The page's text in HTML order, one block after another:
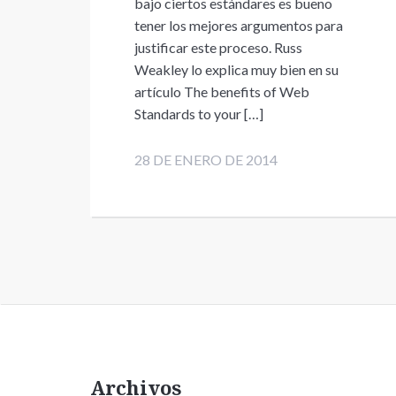
tener los mejores argumentos para
justificar este proceso. Russ
Weakley lo explica muy bien en su
artículo The benefits of Web
Standards to your […]
28 DE ENERO DE 2014
Archivos